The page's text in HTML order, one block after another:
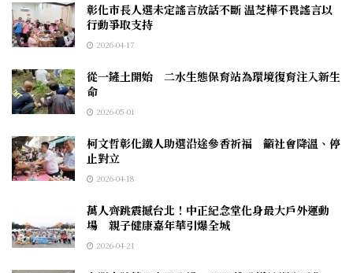
彰化市長人選未定謠言放話不斷 温芝樺不畏謠言以
行動爭取支持
2026-04-17
從一鏟土開始 二水生態保育站為環境復育注入新生
命
2026-05-01
柯文哲彰化鐵人助選沿途參香祈福 籲社會降溫、停
止對立
2026-04-18
萬人齊跳震撼台北！中正紀念堂化身最大戶外運動
場 親子健康嘉年華引爆全城
2026-04-21